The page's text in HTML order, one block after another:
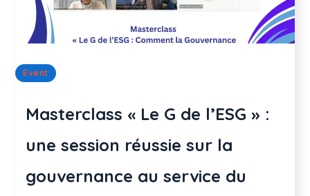
Event
Masterclass « Le G de l’ESG » :
une session réussie sur la
gouvernance au service du